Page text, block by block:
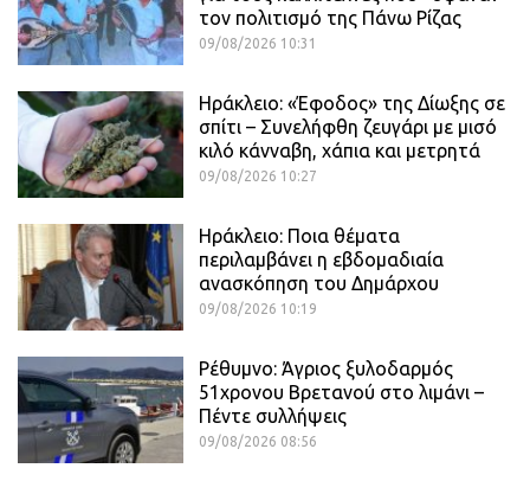
τον πολιτισμό της Πάνω Ρίζας
09/08/2026 10:31
Ηράκλειο: «Έφοδος» της Δίωξης σε
σπίτι – Συνελήφθη ζευγάρι με μισό
κιλό κάνναβη, χάπια και μετρητά
09/08/2026 10:27
Ηράκλειο: Ποια θέματα
περιλαμβάνει η εβδομαδιαία
ανασκόπηση του Δημάρχου
09/08/2026 10:19
Ρέθυμνο: Άγριος ξυλοδαρμός
51χρονου Βρετανού στο λιμάνι –
Πέντε συλλήψεις
09/08/2026 08:56